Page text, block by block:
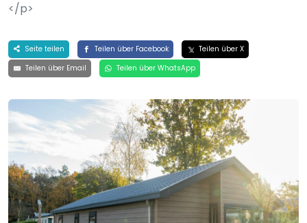
</p>
Seite teilen Teilen über Facebook
Teilen über X
Teilen über Email
Teilen über WhatsApp